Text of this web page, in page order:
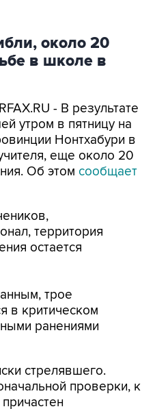
около 20
в школе в
- В результате
утром в пятницу на
Нонтхабури в
еще около 20
Об этом сообщает
территория
остается
трое
в критическом
ранениями
стрелявшего.
проверки, к